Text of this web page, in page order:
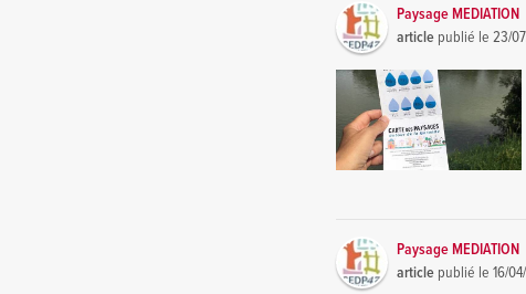
Paysage MEDIATION
article publié le23/
Paysage MEDIATION
article publié le16/